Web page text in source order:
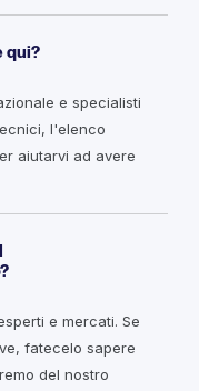
qui?
e specialisti
l'elenco
aiutarvi ad avere
e mercati. Se
fatecelo sapere
del nostro